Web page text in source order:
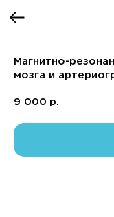
Магнитно-
мозга и
9 000 р.